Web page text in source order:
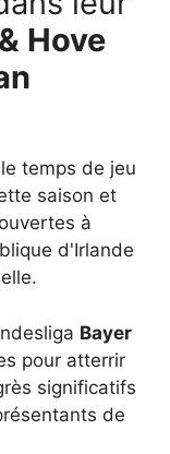
Hove
temps de jeu
saison et
à
d'Irlande
Bayer
pour atterrir
significatifs
de